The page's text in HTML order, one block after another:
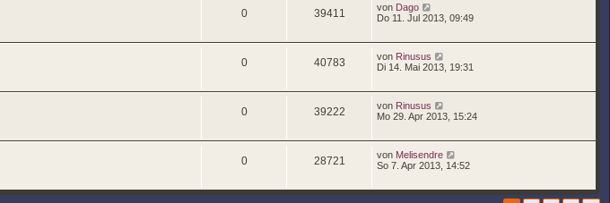
0 39411 von Dago
Do 11. Jul 2013, 09:49
0 40783 von Rinusus
Di 14. Mai 2013, 19:31
0 39222 von Rinusus
Mo 29. Apr 2013, 15:24
0 28721 von Melisendre
So 7. Apr 2013, 14:52